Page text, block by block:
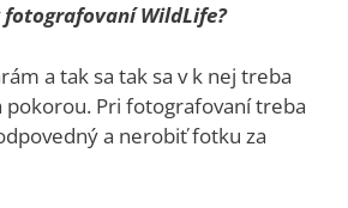
WildLife?
a tak sa tak sa v k nej treba
pokorou. Pri fotografovaní treba
a nerobiť fotku za